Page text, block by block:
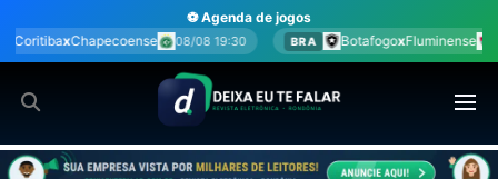
para
o
conteúdo
⚽ Agenda de jogos
08/08 19:30 BRA BotafogoxFluminense 08/08 20:00 BRA